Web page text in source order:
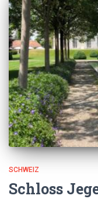
SCHWEIZ
Schloss